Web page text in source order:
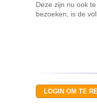
Deze zijn nu ook
bezoeken, is de